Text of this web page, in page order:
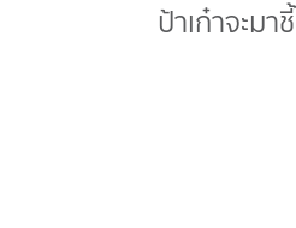
ป้าเก๋าจะม